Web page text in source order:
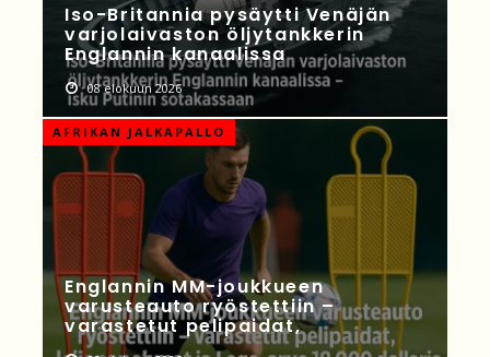
Iso-Britannia pysäytti Venäjän
varjolaivaston öljytankkerin
Englannin kanaalissa
08 elokuun 2026
AFRIKAN JALKAPALLO
Englannin MM-joukkueen
varusteauto ryöstettiin –
varastetut pelipaidat,